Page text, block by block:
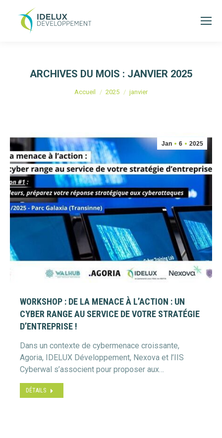
ARCHIVES DU MOIS : JANVIER 2025
Vous êtes ici :
Accueil 2025 janvier
Jan 6 2025
WORKSHOP : DE LA MENACE À L’ACTION : UN
CYBER RANGE AU SERVICE DE VOTRE STRATÉGIE
D’ENTREPRISE !
Dans un contexte de cybermenace croissante,
Agoria, IDELUX Développement, Nexova et l’IIS
Cyberwal s’associent pour proposer aux…
DÉTAILS